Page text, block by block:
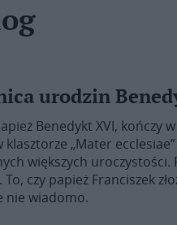
urodzin
Benedykt XVI, kończy
klasztorze „Mater
większych
To, czy papież Franciszek
nie wiadomo.